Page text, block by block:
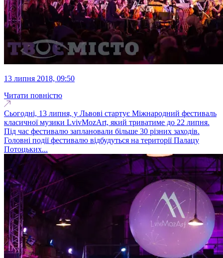
13 липня 2018, 09:50
Читати повністю
Сьогодні, 13 липня, у Львові стартує Міжнародний фестиваль
класичної музики LvivMozArt, який триватиме до 22 липня.
Під час фестивалю заплановали більше 30 різних заходів.
Головні події фестивалю відбудуться на території Палацу
Потоцьких...